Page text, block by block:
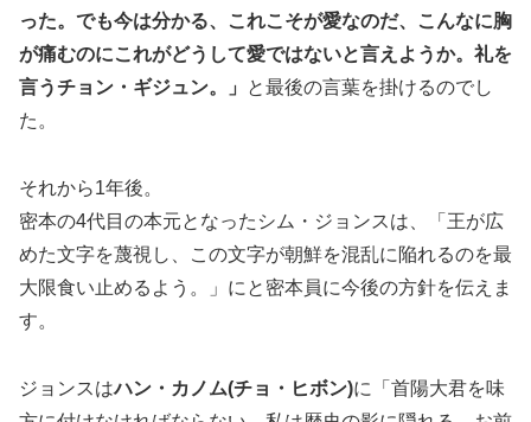
った。でも今は分かる、これこそが愛なのだ、こんなに胸
が痛むのにこれがどうして愛ではないと言えようか。礼を
言うチョン・ギジュン。」
と最後の言葉を掛けるのでし
た。
それから1年後。
密本の4代目の本元となったシム・ジョンスは、「王が広
めた文字を蔑視し、この文字が朝鮮を混乱に陥れるのを最
大限食い止めるよう。」にと密本員に今後の方針を伝えま
す。
ジョンスはハン・カノム(チョ・ヒボン)に「首陽大君を味